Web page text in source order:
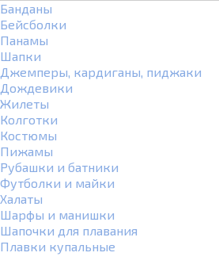
Банданы
Бейсболки
Панамы
Шапки
Джемперы, кардиганы, пиджаки
Дождевики
Жилеты
Колготки
Костюмы
Пижамы
Рубашки и батники
Футболки и майки
Халаты
Шарфы и манишки
Шапочки для плавания
Плавки купальные